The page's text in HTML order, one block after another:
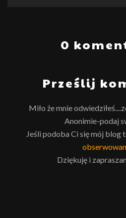
0
Prześlij
Miło że mnie
Anonimie-podaj
Jeśli podoba Ci się mój blog
Dziękuję i